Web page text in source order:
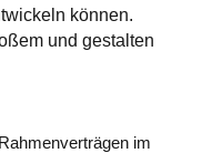
können.
und gestalten
im